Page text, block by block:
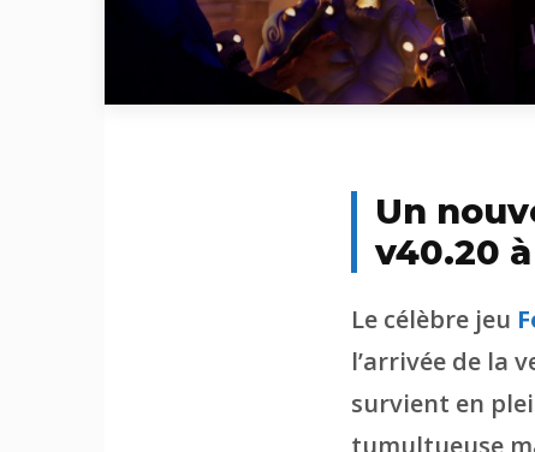
Un
v40.20
Le célèbre jeu
l’arrivée de la
survient en